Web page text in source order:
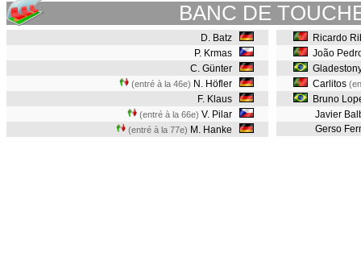
BANC DE
D. Batz
P. Krmas
C. Günter
(entré à la 46e) N. Höfler
F. Klaus
(entré à la 66e) V. Pilar
(entré à la 77e) M. Hanke
Ricardo
João
Carlitos
Bruno
Javier
Gerso